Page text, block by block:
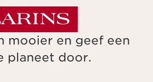
mooier en geef een
planeet door.